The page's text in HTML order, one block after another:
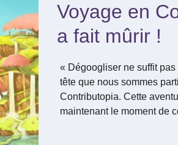
Voyage en
a fait mûrir !
« Dégoogliser ne suffit pas
tête que nous sommes
Contributopia. Cette
maintenant le moment de